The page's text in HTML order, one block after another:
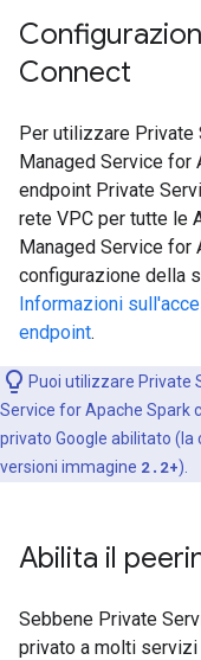
Connect
Per utilizzare Private
Managed Service for
endpoint Private
rete VPC per tutte le
Managed Service for
configurazione della
Informazioni
endpoint.
Puoi utilizzare Private
Service for Apache Spark
privato Google abilitato
versioni immagine 2.2+).
Abilita il
Sebbene Private
privato a molti